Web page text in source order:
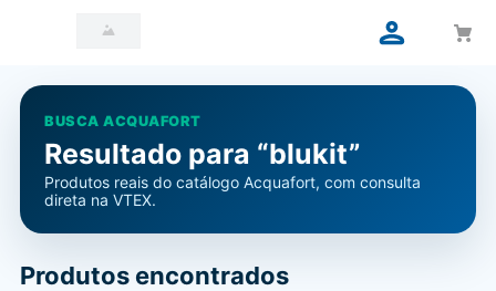
BUSCA ACQUAFORT
Resultado para “blukit”
Produtos reais do catálogo Acquafort, com consulta
direta na VTEX.
Produtos encontrados